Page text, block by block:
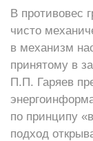
В противовес
чисто
в механизм
принятому в
П.П. Гаряев
по принципу
подход